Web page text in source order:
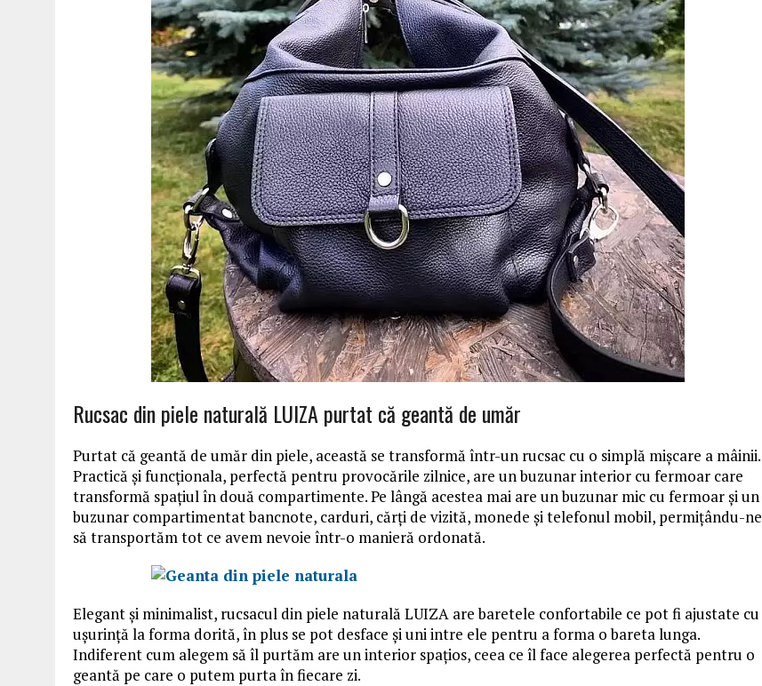
Rucsac din piele naturală LUIZA purtat că geantă de umăr
Purtat că geantă de umăr din piele, această se transformă într-un rucsac cu o simplă mișcare a mâinii.
Practică și funcționala, perfectă pentru provocările zilnice, are un buzunar interior cu fermoar care
transformă spațiul în două compartimente. Pe lângă acestea mai are un buzunar mic cu fermoar și un
buzunar compartimentat bancnote, carduri, cărți de vizită, monede și telefonul mobil, permițându-ne
să transportăm tot ce avem nevoie într-o manieră ordonată.
Elegant și minimalist, rucsacul din piele naturală LUIZA are baretele confortabile ce pot fi ajustate cu
ușurință la forma dorită, în plus se pot desface și uni intre ele pentru a forma o bareta lunga.
Indiferent cum alegem să îl purtăm are un interior spațios, ceea ce îl face alegerea perfectă pentru o
geantă pe care o putem purta în fiecare zi.